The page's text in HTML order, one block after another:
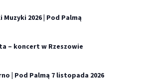
Muzyki 2026 | Pod Palmą
– koncert w Rzeszowie
| Pod Palmą 7 listopada 2026